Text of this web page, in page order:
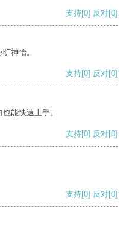
支持[0] 反对[0]
神怡。
支持[0] 反对[0]
能快速上手。
支持[0] 反对[0]
支持[0] 反对[0]